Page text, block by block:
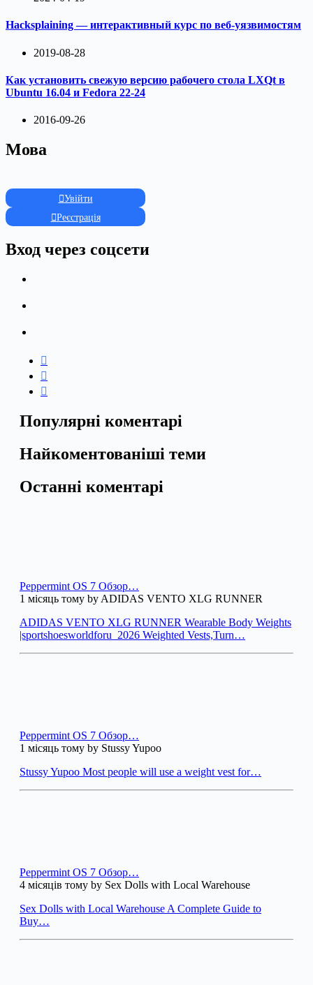
Hacksplaining — интерактивный курс по веб-уязвимостям
2019-08-28
Как установить свежую версию рабочего стола LXQt в
Ubuntu 16.04 и Fedora 22-24
2016-09-26
Мова
Увійти
Реєстрація
Вход через соцсети
Популярні коментарі
Найкоментованіші теми
Останні коментарі
Peppermint OS 7 Обзор…
1 місяць тому by ADIDAS VENTO XLG RUNNER
ADIDAS VENTO XLG RUNNER Wearable Body Weights
|sportshoesworldforu_2026 Weighted Vests,Turn…
Peppermint OS 7 Обзор…
1 місяць тому by Stussy Yupoo
Stussy Yupoo Most people will use a weight vest for…
Peppermint OS 7 Обзор…
4 місяців тому by Sex Dolls with Local Warehouse
Sex Dolls with Local Warehouse A Complete Guide to
Buy…